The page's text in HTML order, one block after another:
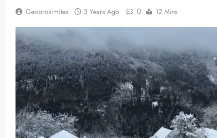
Geoproximites 3 Years Ago 0 12 Mins